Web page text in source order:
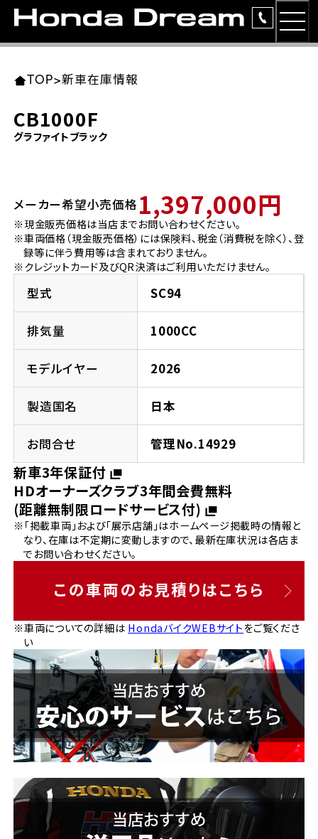
ラインアップ
レンタルバイク
洋用品
イベント
法人向けサービス
お問い合わせ
TOP>新車在庫情報
CB1000F
グラファイトブラック
メーカー希望小売価格 1,397,000円
※現金販売価格は当店までお問い合わせください。
※車両価格（現金販売価格）には保険料、税金（消費税を除く）、登
録等に伴う費用等は含まれておりません。
※クレジットカード及びQR決済はご利用いただけません。
型式 SC94
排気量 1000CC
モデルイヤー 2026
製造国名 日本
お問合せ 管理No.14929
新車3年保証付
HDオーナーズクラブ3年間会費無料
(距離無制限ロードサービス付)
※「掲載車両」および「展示店舗」はホームページ掲載時の情報と
なり、在庫は不定期に変動しますので、最新在庫状況は各店ま
でお問い合わせください。
この車両のお見積りはこちら
※車両についての詳細は HondaバイクWEBサイトをご覧くださ
い
東北エリア 店舗一覧
岩手県
宮城県
ホンダドリーム 仙台泉
ホンダドリーム 宮城岩沼
福島県
ホンダドリーム 郡山
関東エリア 店舗一覧
東京都
ホンダドリーム 西東京
ホンダドリーム 練馬
ホンダドリーム 板橋
ホンダドリーム 葛飾
ホンダドリーム 大田
ホンダドリーム 立川
神奈川県
ホンダドリーム 磯子
ホンダドリーム 横浜都筑
ホンダドリーム 横浜緑
千葉県
ホンダドリーム 船橋
ホンダドリーム 松戸
ホンダドリーム 蘇我
中部エリア 店舗一覧
愛知県
ホンダドリーム 名古屋南
ホンダドリーム 小牧
ホンダドリーム 名古屋東
ホンダドリーム 一宮
ホンダドリーム 豊橋
ホンダドリーム 名古屋上小田井
岐阜県
ホンダドリーム 岐阜
近畿エリア 店舗一覧
大阪府
ホンダドリーム 箕面
ホンダドリーム 藤井寺
ホンダドリーム 東淀川
ホンダドリーム 豊中
京都府
ホンダドリーム 京都伏見
ホンダドリーム 京都北山
兵庫県
ホンダドリーム 神戸灘
ホンダドリーム 尼崎
ホンダドリーム 姫路
ホンダドリーム 西宮甲子園
奈良県
ホンダドリーム 奈良
中国・四国エリア 店舗一覧
岡山県
広島県
ホンダドリーム 広島
ホンダドリーム 福山
徳島県
ホンダドリーム 徳島
香川県
ホンダドリーム 高松
高知県
九州エリア 店舗一覧
福岡県
ホンダドリーム 福岡東
ホンダドリーム 久留米
ホンダドリーム 福岡春日
ホンダドリーム 福岡西
熊本県
ホンダドリーム 熊本